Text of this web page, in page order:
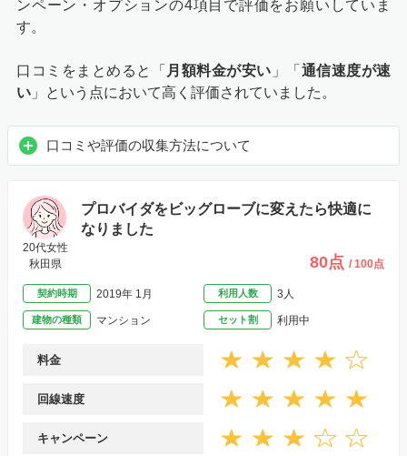
ンペーン・オプションの4項目で評価をお願いしていま
す。
口コミをまとめると「 月額料金が安い 」「 通信速度が速
い 」という点において高く評価されていました。
口コミや評価の収集方法について
プロバイダをビッグローブに変えたら快適に
なりました
20代女性
秋田県
80点 / 100点
契約時期 2019年 1月 利用人数 3人
建物の種類 マンション セット割 利用中
料金
回線速度
キャンペーン